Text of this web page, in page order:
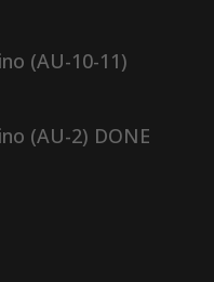
(AU-10-11)
(AU-2) DONE